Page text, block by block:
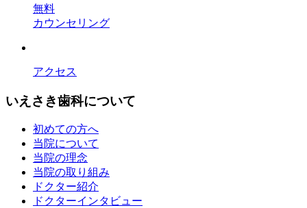
無料
カウンセリング
アクセス
いえさき歯科について
初めての方へ
当院について
当院の理念
当院の取り組み
ドクター紹介
ドクターインタビュー